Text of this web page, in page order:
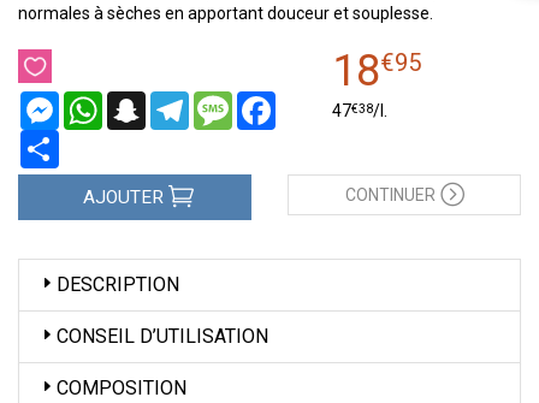
normales à sèches en apportant douceur et souplesse.
MessengerWhatsAppSnapchatTelegramMessageFacebook
18€95
47€38/
AJOUTER CONTINUER
DESCRIPTION
CONSEIL D’UTILISATION
COMPOSITION